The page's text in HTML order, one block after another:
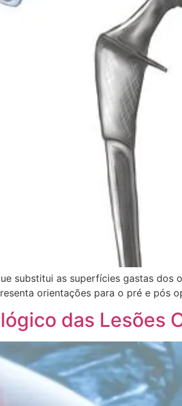
substitui as superfícies gastas
orientações para o pré e pós
das Lesões